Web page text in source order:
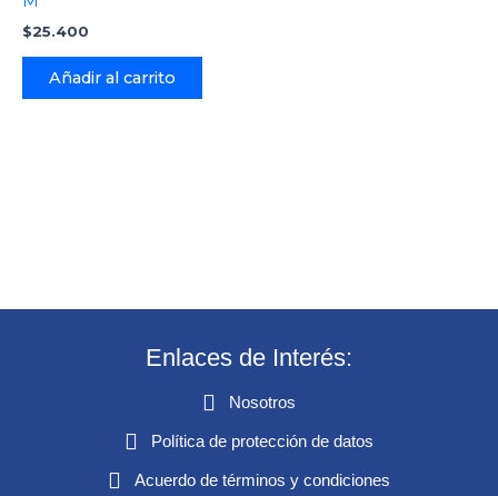
$25.400
Añadir al carrito
Enlaces de Interés:
Nosotros
Política de protección de datos
Acuerdo de términos y condiciones